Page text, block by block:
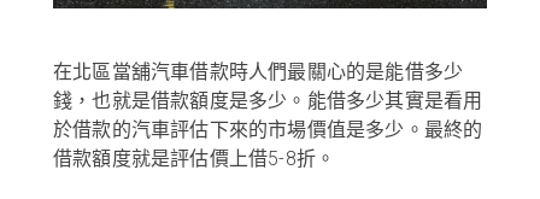
在北區當舖汽車借款時人們最關心的是能借多少
錢，也就是借款額度是多少。能借多少其實是看用
於借款的汽車評估下來的市場價值是多少。最終的
借款額度就是評估價上借5-8折。